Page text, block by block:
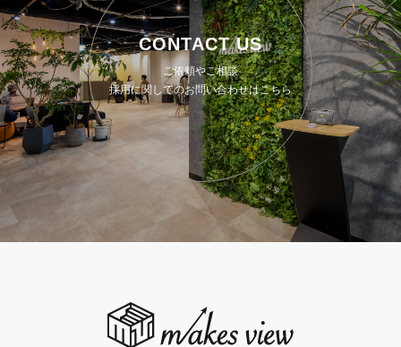
CONTACT US
ご依頼やご相談
採用に関してのお問い合わせはこちら